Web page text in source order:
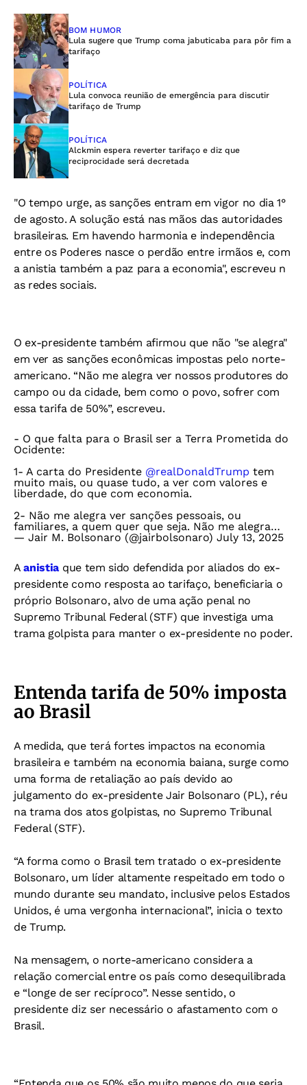
BOM HUMOR
Lula sugere que Trump coma jabuticaba para pôr fim a
tarifaço
POLÍTICA
Lula convoca reunião de emergência para discutir
tarifaço de Trump
POLÍTICA
Alckmin espera reverter tarifaço e diz que
reciprocidade será decretada
"O tempo urge, as sanções entram em vigor no dia 1°
de agosto. A solução está nas mãos das autoridades
brasileiras. Em havendo harmonia e independência
entre os Poderes nasce o perdão entre irmãos e, com
a anistia também a paz para a economia", escreveu n
as redes sociais.
O ex-presidente também afirmou que não "se alegra"
em ver as sanções econômicas impostas pelo norte-
americano. “Não me alegra ver nossos produtores do
campo ou da cidade, bem como o povo, sofrer com
essa tarifa de 50%”, escreveu.
- O que falta para o Brasil ser a Terra Prometida do
Ocidente:
1- A carta do Presidente @realDonaldTrump tem
muito mais, ou quase tudo, a ver com valores e
liberdade, do que com economia.
2- Não me alegra ver sanções pessoais, ou
familiares, a quem quer que seja. Não me alegra…
— Jair M. Bolsonaro (@jairbolsonaro) July 13, 2025
Aanistia que tem sido defendida por aliados do ex-
presidente como resposta ao tarifaço, beneficiaria o
próprio Bolsonaro, alvo de uma ação penal no
Supremo Tribunal Federal (STF) que investiga uma
trama golpista para manter o ex-presidente no poder.
Entenda tarifa de 50% imposta
ao Brasil
A medida, que terá fortes impactos na economia
brasileira e também na economia baiana, surge como
uma forma de retaliação ao país devido ao
julgamento do ex-presidente Jair Bolsonaro (PL), réu
na trama dos atos golpistas, no Supremo Tribunal
Federal (STF).
“A forma como o Brasil tem tratado o ex-presidente
Bolsonaro, um líder altamente respeitado em todo o
mundo durante seu mandato, inclusive pelos Estados
Unidos, é uma vergonha internacional”, inicia o texto
de Trump.
Na mensagem, o norte-americano considera a
relação comercial entre os país como desequilibrada
e “longe de ser recíproco”. Nesse sentido, o
presidente diz ser necessário o afastamento com o
Brasil.